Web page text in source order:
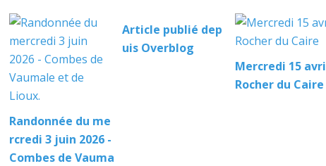
Randonnée du me
rcredi 3 juin 2026 -
Combes de Vauma
Article publié dep
uis Overblog
Mercredi 15
Rocher du Caire